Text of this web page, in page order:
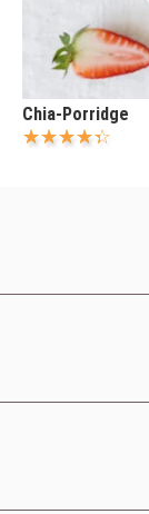
Chia-Porridge